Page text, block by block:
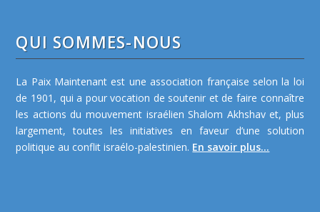
QUI SOMMES-NOUS
La Paix Maintenant est une association française selon la loi
de 1901, qui a pour vocation de soutenir et de faire connaître
les actions du mouvement israélien Shalom Akhshav et, plus
largement, toutes les initiatives en faveur d’une solution
politique au conflit israélo-palestinien. En savoir plus...